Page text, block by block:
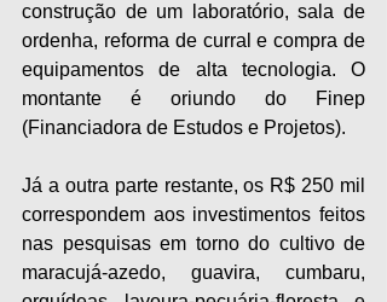
construção de um laboratório, sala de
ordenha, reforma de curral e compra de
equipamentos de alta tecnologia. O
montante é oriundo do Finep
(Financiadora de Estudos e Projetos).
Já a outra parte restante, os R$ 250 mil
correspondem aos investimentos feitos
nas pesquisas em torno do cultivo de
maracujá-azedo, guavira, cumbaru,